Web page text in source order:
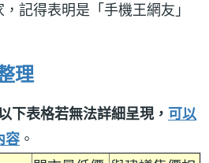
記得表明是「手機王網友」
理
下表格若無法詳細呈現， 可以
容 。